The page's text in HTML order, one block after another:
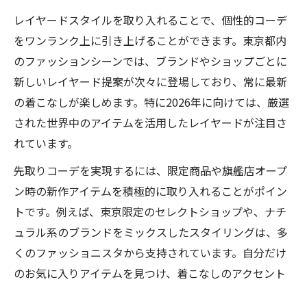
レイヤードスタイルを取り入れることで、個性的コーデ
をワンランク上に引き上げることができます。東京都内
のファッションシーンでは、ブランドやショップごとに
新しいレイヤード提案が次々に登場しており、常に最新
の着こなしが楽しめます。特に2026年に向けては、厳選
された世界中のアイテムを活用したレイヤードが注目さ
れています。
先取りコーデを実現するには、限定商品や旗艦店オープ
ン時の新作アイテムを積極的に取り入れることがポイン
トです。例えば、東京限定のセレクトショップや、ナチ
ュラル系のブランドをミックスしたスタイリングは、多
くのファッショニスタから支持されています。自分だけ
のお気に入りアイテムを見つけ、着こなしのアクセント